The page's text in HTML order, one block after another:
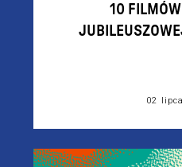
10
02